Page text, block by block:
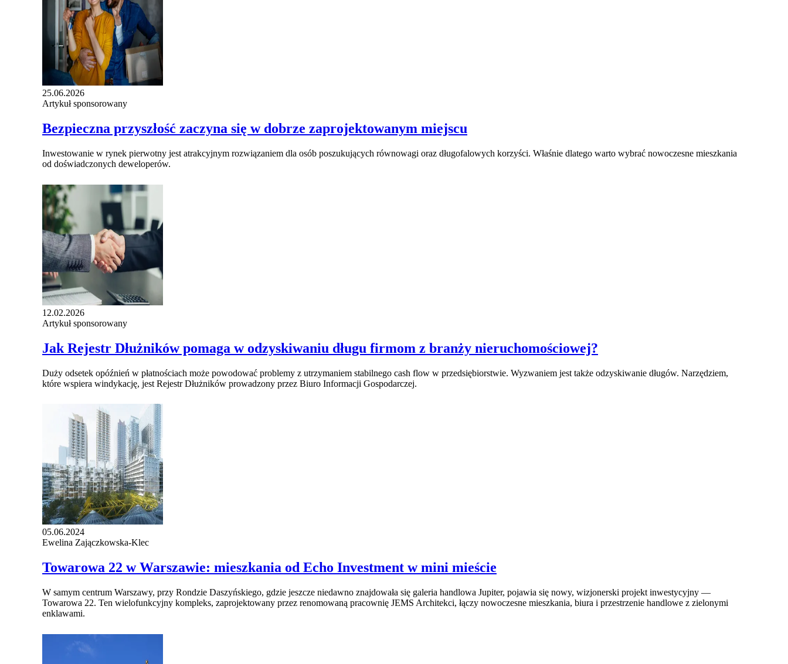
25.06.2026
Artykuł sponsorowany
​Bezpieczna przyszłość zaczyna się w dobrze zaprojektowanym miejscu
Inwestowanie w rynek pierwotny jest atrakcyjnym rozwiązaniem dla osób poszukujących równowagi oraz długofalowych korzyści. Właśnie dlatego warto wybrać nowoczesne mieszkania
od doświadczonych deweloperów.
12.02.2026
Artykuł sponsorowany
Jak Rejestr Dłużników pomaga w odzyskiwaniu długu firmom z branży nieruchomościowej?
Duży odsetek opóźnień w płatnościach może powodować problemy z utrzymaniem stabilnego cash flow w przedsiębiorstwie. Wyzwaniem jest także odzyskiwanie długów. Narzędziem,
które wspiera windykację, jest Rejestr Dłużników prowadzony przez Biuro Informacji Gospodarczej.
05.06.2024
Ewelina Zajączkowska-Klec
Towarowa 22 w Warszawie: mieszkania od Echo Investment w mini mieście
W samym centrum Warszawy, przy Rondzie Daszyńskiego, gdzie jeszcze niedawno znajdowała się galeria handlowa Jupiter, pojawia się nowy, wizjonerski projekt inwestycyjny —
Towarowa 22. Ten wielofunkcyjny kompleks, zaprojektowany przez renomowaną pracownię JEMS Architekci, łączy nowoczesne mieszkania, biura i przestrzenie handlowe z zielonymi
enklawami.